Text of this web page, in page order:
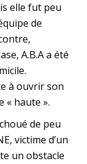
elle fut peu
de
A.B.A a été
à ouvrir son
« haute ».
de peu
victime d’un
un obstacle